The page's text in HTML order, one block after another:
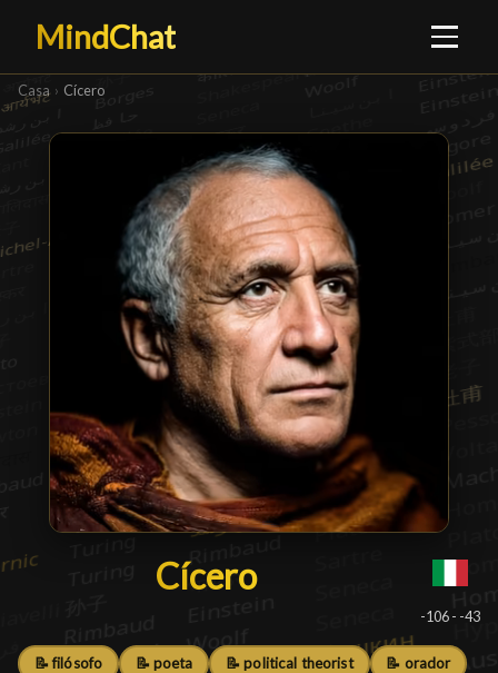
MindChat
Casa › Cícero
Cícero
Cícero█
-106 - -43
📝 filósofo 📝 poeta 📝 political theorist 📝 orador